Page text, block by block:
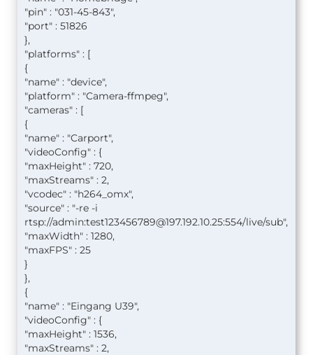
"pin" : "031-45-843",
"port" : 51826
},
"platforms" : [
{
"name" : "device",
"platform" : "Camera-ffmpeg",
"cameras" : [
{
"name" : "Carport",
"videoConfig" : {
"maxHeight" : 720,
"maxStreams" : 2,
"vcodec" : "h264_omx",
"source" : "-re -i
rtsp://admin:test123456789@197.192.10.25:554/live/sub",
"maxWidth" : 1280,
"maxFPS" : 25
}
},
{
"name" : "Eingang U39",
"videoConfig" : {
"maxHeight" : 1536,
"maxStreams" : 2,